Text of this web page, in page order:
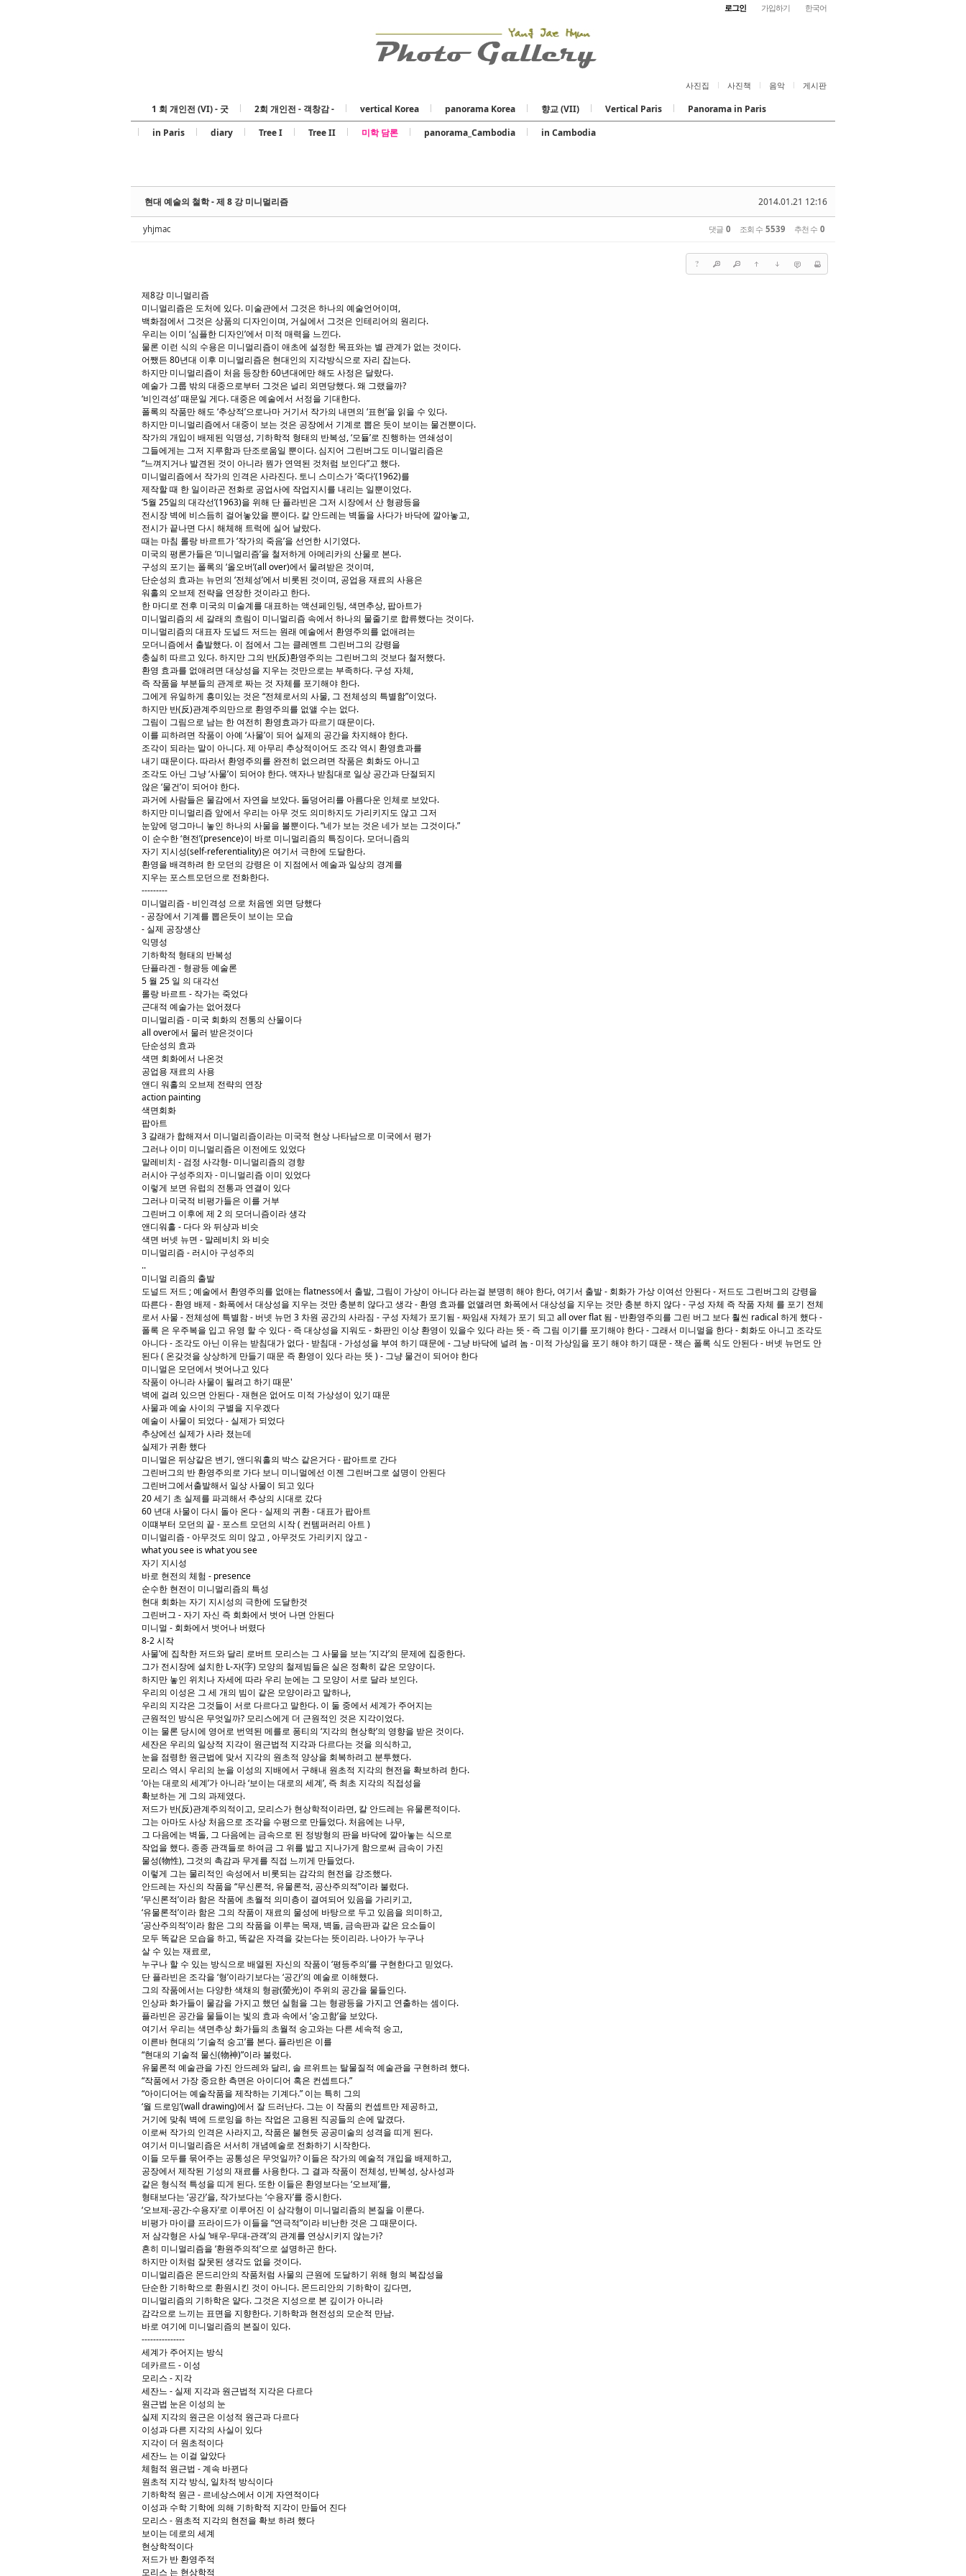
로그인 가입하기 한국어
사진집 사진책 음악 게시판
1 회 개인전 (VI) - 굿 2회 개인전 - 객창감 - vertical Korea panorama Korea 향교 (VII) Vertical Paris
Panorama in Paris
in Paris
diary Tree I Tree II 미학 담론 panorama_Cambodia in Cambodia
2014.01.21 12:16
현대 예술의 철학 - 제 8 강 미니멀리즘
yhjmac 댓글 0 조회 수 5539 추천 수 0
?
제8강 미니멀리즘
미니멀리즘은 도처에 있다. 미술관에서 그것은 하나의 예술언어이며,
백화점에서 그것은 상품의 디자인이며, 거실에서 그것은 인테리어의 원리다.
우리는 이미 ‘심플한 디자인’에서 미적 매력을 느낀다.
물론 이런 식의 수용은 미니멀리즘이 애초에 설정한 목표와는 별 관계가 없는 것이다.
어쨌든 80년대 이후 미니멀리즘은 현대인의 지각방식으로 자리 잡는다.
하지만 미니멀리즘이 처음 등장한 60년대에만 해도 사정은 달랐다.
예술가 그룹 밖의 대중으로부터 그것은 널리 외면당했다. 왜 그랬을까?
‘비인격성’ 때문일 게다. 대중은 예술에서 서정을 기대한다.
폴록의 작품만 해도 ‘추상적’으로나마 거기서 작가의 내면의 ‘표현’을 읽을 수 있다.
하지만 미니멀리즘에서 대중이 보는 것은 공장에서 기계로 뽑은 듯이 보이는 물건뿐이다.
작가의 개입이 배제된 익명성, 기하학적 형태의 반복성, ‘모듈’로 진행하는 연쇄성이
그들에게는 그저 지루함과 단조로움일 뿐이다. 심지어 그린버그도 미니멀리즘은
“느껴지거나 발견된 것이 아니라 뭔가 연역된 것처럼 보인다”고 했다.
미니멀리즘에서 작가의 인격은 사라진다. 토니 스미스가 ‘죽다’(1962)를
제작할 때 한 일이라곤 전화로 공업사에 작업지시를 내리는 일뿐이었다.
‘5월 25일의 대각선’(1963)을 위해 단 플라빈은 그저 시장에서 산 형광등을
전시장 벽에 비스듬히 걸어놓았을 뿐이다. 칼 안드레는 벽돌을 사다가 바닥에 깔아놓고,
전시가 끝나면 다시 해체해 트럭에 실어 날랐다.
때는 마침 롤랑 바르트가 ‘작가의 죽음’을 선언한 시기였다.
미국의 평론가들은 ‘미니멀리즘’을 철저하게 아메리카의 산물로 본다.
구성의 포기는 폴록의 ‘올오버’(all over)에서 물려받은 것이며,
단순성의 효과는 뉴먼의 ‘전체성’에서 비롯된 것이며, 공업용 재료의 사용은
워홀의 오브제 전략을 연장한 것이라고 한다.
한 마디로 전후 미국의 미술계를 대표하는 액션페인팅, 색면추상, 팝아트가
미니멀리즘의 세 갈래의 흐림이 미니멀리즘 속에서 하나의 물줄기로 합류했다는 것이다.
미니멀리즘의 대표자 도널드 저드는 원래 예술에서 환영주의를 없애려는
모더니즘에서 출발했다. 이 점에서 그는 클레멘트 그린버그의 강령을
충실히 따르고 있다. 하지만 그의 반(反)환영주의는 그린버그의 것보다 철저했다.
환영 효과를 없애려면 대상성을 지우는 것만으로는 부족하다. 구성 자체,
즉 작품을 부분들의 관계로 짜는 것 자체를 포기해야 한다.
그에게 유일하게 흥미있는 것은 “전체로서의 사물, 그 전체성의 특별함”이었다.
하지만 반(反)관계주의만으로 환영주의를 없앨 수는 없다.
그림이 그림으로 남는 한 여전히 환영효과가 따르기 때문이다.
이를 피하려면 작품이 아예 ‘사물’이 되어 실제의 공간을 차지해야 한다.
조각이 되라는 말이 아니다. 제 아무리 추상적이어도 조각 역시 환영효과를
내기 때문이다. 따라서 환영주의를 완전히 없으려면 작품은 회화도 아니고
조각도 아닌 그냥 ‘사물’이 되어야 한다. 액자나 받침대로 일상 공간과 단절되지
않은 ‘물건’이 되어야 한다.
과거에 사람들은 물감에서 자연을 보았다. 돌덩어리를 아름다운 인체로 보았다.
하지만 미니멀리즘 앞에서 우리는 아무 것도 의미하지도 가리키지도 않고 그저
눈앞에 덩그마니 놓인 하나의 사물을 볼뿐이다. “네가 보는 것은 네가 보는 그것이다.”
이 순수한 ‘현전’(presence)이 바로 미니멀리즘의 특징이다. 모더니즘의
자기 지시성(self-referentiality)은 여기서 극한에 도달한다.
환영을 배격하려 한 모던의 강령은 이 지점에서 예술과 일상의 경계를
지우는 포스트모던으로 전화한다.
---------
미니멀리즘 - 비인격성 으로 처음엔 외면 당했다
- 공장에서 기계를 뽑은듯이 보이는 모습
- 실제 공장생산
익명성
기하학적 형태의 반복성
단플라겐 - 형광등 예술론
5 월 25 일 의 대각선
롤랑 바르트 - 작가는 죽었다
근대적 예술가는 없어졌다
미니멀리즘 - 미국 회화의 전통의 산물이다
all over에서 물러 받은것이다
단순성의 효과
색면 회화에서 나온것
공업용 재료의 사용
앤디 워홀의 오브제 전략의 연장
action painting
색면회화
팝아트
3 갈래가 합해져서 미니멀리즘이라는 미국적 현상 나타남으로 미국에서 평가
그러나 이미 미니멀리즘은 이전에도 있었다
말레비치 - 검정 사각형- 미니멀리즘의 경향
러시아 구성주의자 - 미니멀리즘 이미 있었다
이렇게 보면 유럽의 전통과 연결이 있다
그러나 미국적 비평가들은 이를 거부
그린버그 이후에 제 2 의 모더니즘이라 생각
앤디워홀 - 다다 와 뒤샹과 비슷
색면 버넷 뉴면 - 말레비치 와 비슷
미니멀리즘 - 러시아 구성주의
..
미니멀 리즘의 출발
도널드 저드 ; 예술에서 환영주의를 없애는 flatness에서 출발, 그림이 가상이 아니다 라는걸 분명히 해야 한다, 여기서 출발 - 회화가 가상 이여선 안된다 - 저드도 그린버그의 강령을
따른다 - 환영 배제 - 화폭에서 대상성을 지우는 것만 충분히 않다고 생각 - 환영 효과를 없앨려면 화폭에서 대상성을 지우는 것만 충분 하지 않다 - 구성 자체 즉 작품 자체 를 포기 전체
로서 사물 - 전체성에 특별함 - 버넷 뉴먼 3 차원 공간의 사라짐 - 구성 자체가 포기됨 - 짜임새 자체가 포기 되고 all over flat 됨 - 반환영주의를 그린 버그 보다 훨씬 radical 하게 했다 -
폴록 은 우주복을 입고 유영 할 수 있다 - 즉 대상성을 지워도 - 화판인 이상 환영이 있을수 있다 라는 뜻 - 즉 그림 이기를 포기해야 한다 - 그래서 미니멀을 한다 - 회화도 아니고 조각도
아니다 - 조각도 아닌 이유는 받침대가 없다 - 받침대 - 가성성을 부여 하기 때문에 - 그냥 바닥에 널려 놈 - 미적 가상임을 포기 해야 하기 때문 - 잭슨 폴록 식도 안된다 - 버넷 뉴먼도 안
된다 ( 온갖것을 상상하게 만들기 때문 즉 환영이 있다 라는 뜻 ) - 그냥 물건이 되어야 한다
미니멀은 모던에서 벗어나고 있다
작품이 아니라 사물이 될려고 하기 때문'
벽에 걸려 있으면 안된다 - 재현은 없어도 미적 가상성이 있기 때문
사물과 예술 사이의 구별을 지우겠다
예술이 사물이 되었다 - 실제가 되었다
추상에선 실제가 사라 졌는데
실제가 귀환 했다
미니멀은 뒤상같은 변기, 앤디워홀의 박스 같은거다 - 팝아트로 간다
그린버그의 반 환영주의로 가다 보니 미니멀에선 이젠 그린버그로 설명이 안된다
그린버그에서출발해서 일상 사물이 되고 있다
20 세기 초 실제를 파괴해서 추상의 시대로 갔다
60 년대 사물이 다시 돌아 온다 - 실제의 귀환 - 대표가 팝아트
이떄부터 모던의 끝 - 포스트 모던의 시작 ( 컨템퍼러리 아트 )
미니멀리즘 - 아무것도 의미 않고 , 아무것도 가리키지 않고 -
what you see is what you see
자기 지시성
바로 현전의 체험 - presence
순수한 현전이 미니멀리즘의 특성
현대 회화는 자기 지시성의 극한에 도달한것
그린버그 - 자기 자신 즉 회화에서 벗어 나면 안된다
미니멀 - 회화에서 벗어나 버렸다
8-2 시작
사물’에 집착한 저드와 달리 로버트 모리스는 그 사물을 보는 ‘지각’의 문제에 집중한다.
그가 전시장에 설치한 L-자(字) 모양의 철제빔들은 실은 정확히 같은 모양이다.
하지만 놓인 위치나 자세에 따라 우리 눈에는 그 모양이 서로 달라 보인다.
우리의 이성은 그 세 개의 빔이 같은 모양이라고 말하나,
우리의 지각은 그것들이 서로 다르다고 말한다. 이 둘 중에서 세계가 주어지는
근원적인 방식은 무엇일까? 모리스에게 더 근원적인 것은 지각이었다.
이는 물론 당시에 영어로 번역된 메를로 퐁티의 ‘지각의 현상학’의 영향을 받은 것이다.
세잔은 우리의 일상적 지각이 원근법적 지각과 다르다는 것을 의식하고,
눈을 점령한 원근법에 맞서 지각의 원초적 양상을 회복하려고 분투했다.
모리스 역시 우리의 눈을 이성의 지배에서 구해내 원초적 지각의 현전을 확보하려 한다.
‘아는 대로의 세계’가 아니라 ‘보이는 대로의 세계’, 즉 최초 지각의 직접성을
확보하는 게 그의 과제였다.
저드가 반(反)관계주의적이고, 모리스가 현상학적이라면, 칼 안드레는 유물론적이다.
그는 아마도 사상 처음으로 조각을 수평으로 만들었다. 처음에는 나무,
그 다음에는 벽돌, 그 다음에는 금속으로 된 정방형의 판을 바닥에 깔아놓는 식으로
작업을 했다. 종종 관객들로 하여금 그 위를 밟고 지나가게 함으로써 금속이 가진
물성(物性), 그것의 촉감과 무게를 직접 느끼게 만들었다.
이렇게 그는 물리적인 속성에서 비롯되는 감각의 현전을 강조했다.
안드레는 자신의 작품을 “무신론적, 유물론적, 공산주의적”이라 불렀다.
‘무신론적’이라 함은 작품에 초월적 의미층이 결여되어 있음을 가리키고,
‘유물론적’이라 함은 그의 작품이 재료의 물성에 바탕으로 두고 있음을 의미하고,
‘공산주의적’이라 함은 그의 작품을 이루는 목재, 벽돌, 금속판과 같은 요소들이
모두 똑같은 모습을 하고, 똑같은 자격을 갖는다는 뜻이리라. 나아가 누구나
살 수 있는 재료로,
누구나 할 수 있는 방식으로 배열된 자신의 작품이 ‘평등주의’를 구현한다고 믿었다.
단 플라빈은 조각을 ‘형’이라기보다는 ‘공간’의 예술로 이해했다.
그의 작품에서는 다양한 색채의 형광(螢光)이 주위의 공간을 물들인다.
인상파 화가들이 물감을 가지고 했던 실험을 그는 형광등을 가지고 연출하는 셈이다.
플라빈은 공간을 물들이는 빛의 효과 속에서 ‘숭고함’을 보았다.
여기서 우리는 색면추상 화가들의 초월적 숭고와는 다른 세속적 숭고,
이른바 현대의 ‘기술적 숭고’를 본다. 플라빈은 이를
“현대의 기술적 물신(物神)”이라 불렀다.
유물론적 예술관을 가진 안드레와 달리, 솔 르위트는 탈물질적 예술관을 구현하려 했다.
“작품에서 가장 중요한 측면은 아이디어 혹은 컨셉트다.”
“아이디어는 예술작품을 제작하는 기계다.” 이는 특히 그의
‘월 드로잉’(wall drawing)에서 잘 드러난다. 그는 이 작품의 컨셉트만 제공하고,
거기에 맞춰 벽에 드로잉을 하는 작업은 고용된 직공들의 손에 맡겼다.
이로써 작가의 인격은 사라지고, 작품은 불현듯 공공미술의 성격을 띠게 된다.
여기서 미니멀리즘은 서서히 개념예술로 전화하기 시작한다.
이들 모두를 묶어주는 공통성은 무엇일까? 이들은 작가의 예술적 개입을 배제하고,
공장에서 제작된 기성의 재료를 사용한다. 그 결과 작품이 전체성, 반복성, 상사성과
같은 형식적 특성을 띠게 된다. 또한 이들은 환영보다는 ‘오브제’를,
형태보다는 ‘공간’을, 작가보다는 ‘수용자’를 중시한다.
‘오브제-공간-수용자’로 이루어진 이 삼각형이 미니멀리즘의 본질을 이룬다.
비평가 마이클 프라이드가 이들을 “연극적”이라 비난한 것은 그 때문이다.
저 삼각형은 사실 ‘배우-무대-관객’의 관계를 연상시키지 않는가?
흔히 미니멀리즘을 ‘환원주의적’으로 설명하곤 한다.
하지만 이처럼 잘못된 생각도 없을 것이다.
미니멀리즘은 몬드리안의 작품처럼 사물의 근원에 도달하기 위해 형의 복잡성을
단순한 기하학으로 환원시킨 것이 아니다. 몬드리안의 기하학이 깊다면,
미니멀리즘의 기하학은 얕다. 그것은 지성으로 본 깊이가 아니라
감각으로 느끼는 표면을 지향한다. 기하학과 현전성의 모순적 만남.
바로 여기에 미니멀리즘의 본질이 있다.
---------------
세계가 주어지는 방식
데카르드 - 이성
모리스 - 지각
세잔느 - 실제 지각과 원근법적 지각은 다르다
원근법 눈은 이성의 눈
실제 지각의 원근은 이성적 원근과 다르다
이성과 다른 지각의 사실이 있다
지각이 더 원초적이다
세잔느 는 이걸 알았다
체험적 원근법 - 계속 바뀐다
원초적 지각 방식, 일차적 방식이다
기하학적 원근 - 르네상스에서 이게 자연적이다
이성과 수학 기학에 의해 기하학적 지각이 만들어 진다
모리스 - 원초적 지각의 현전을 확보 하려 했다
보이는 데로의 세계
현상학적이다
저드가 반 환영주적
모리스 는 현상학적